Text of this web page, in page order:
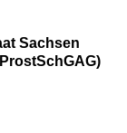
Sachsen